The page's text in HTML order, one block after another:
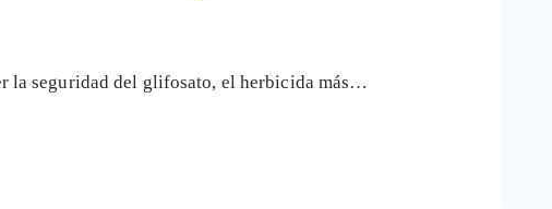
la seguridad del glifosato, el herbicida más…